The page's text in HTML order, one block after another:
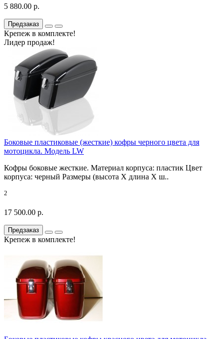
5 880.00 р.
Предзаказ
Крепеж в комплекте!
Лидер продаж!
Боковые пластиковые (жесткие) кофры черного цвета для
мотоцикла. Модель LW
Кофры боковые жесткие. Материал корпуса: пластик Цвет
корпуса: черный Размеры (высота X длина X ш..
2
17 500.00 р.
Предзаказ
Крепеж в комплекте!